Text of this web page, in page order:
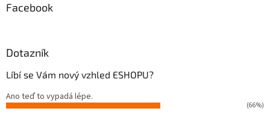
Facebook
Dotazník
Líbí se Vám nový vzhled ESHOPU?
Ano teď to vypadá lépe.
(66%)